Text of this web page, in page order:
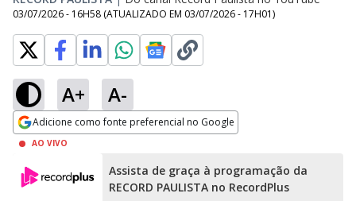
03/07/2026 - 16H58 (ATUALIZADO EM 03/07/2026 - 17H01)
A+ A-
Adicione como fonte preferencial no Google
Opens in new window
AO VIVO
Assista de graça à programação da
RECORD PAULISTA no RecordPlus